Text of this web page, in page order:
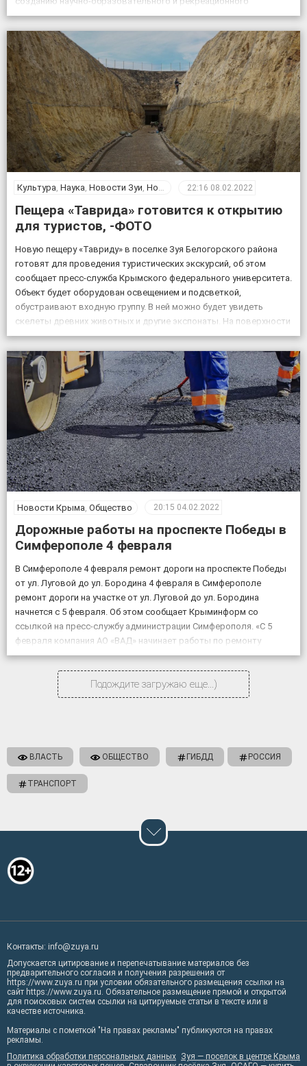
комплекса на базе пещеры Таврида, старшего преподавателя
Крымского федерального университета Геннадия Самохина. «На
протяжении […]
Культура, Наука, Новости Зуи, Новости Крыма ,Общество
22:16 08.02.2022
Пещера «Таврида» готовится к открытию
для туристов, -ФОТО
Новую пещеру «Тавриду» в поселке Зуя Белогорского района
готовят для проведения туристических экскурсий, об этом
сообщает пресс-служба Крымского федерального университета.
Объект будет оборудован освещением и подсветкой,
обустраивают входную группу. В ней можно будет увидеть
скелеты древних животных и другие экспонаты. На поверхности
возле пещеры появится музей и ландшафтный парк. Фото:
пресс-служба КФУ Дата открытия уникального […]
Новости Крыма Общество 20:15 04.02.2022
Дорожные работы на проспекте Победы в
Симферополе 4 февраля
В Симферополе 4 февраля ремонт дороги на проспекте Победы
от ул. Луговой до ул. Бородина 4 февраля в Симферополе
ремонт дороги на участке от ул. Луговой до ул. Бородина
начнется с 5 февраля. Об этом сообщает Крыминформ со
ссылкой на пресс-службу администрации Симферополя. «С 5
февраля компания АО «ВАД» начинает работы по ремонту
объекта «Дублирующий […]
Подождите загружаю еще...)
ВЛАСТЬ ОБЩЕСТВО ГИБДД РОССИЯ
ТРАНСПОРТ
Контакты: info@zuya.ru
Допускается цитирование и перепечатывание материалов без
предварительного согласия и получения разрешения от
https://www.zuya.ru при условии обязательного размещения ссылки на
сайт https://www.zuya.ru. Обязательное размещение прямой и открытой
для поисковых систем ссылки на цитируемые статьи в тексте или в
качестве источника.
Материалы с пометкой "На правах рекламы" публикуются на правах
рекламы.
Политика обработки персональных данных Зуя — поселок в центре Крыма